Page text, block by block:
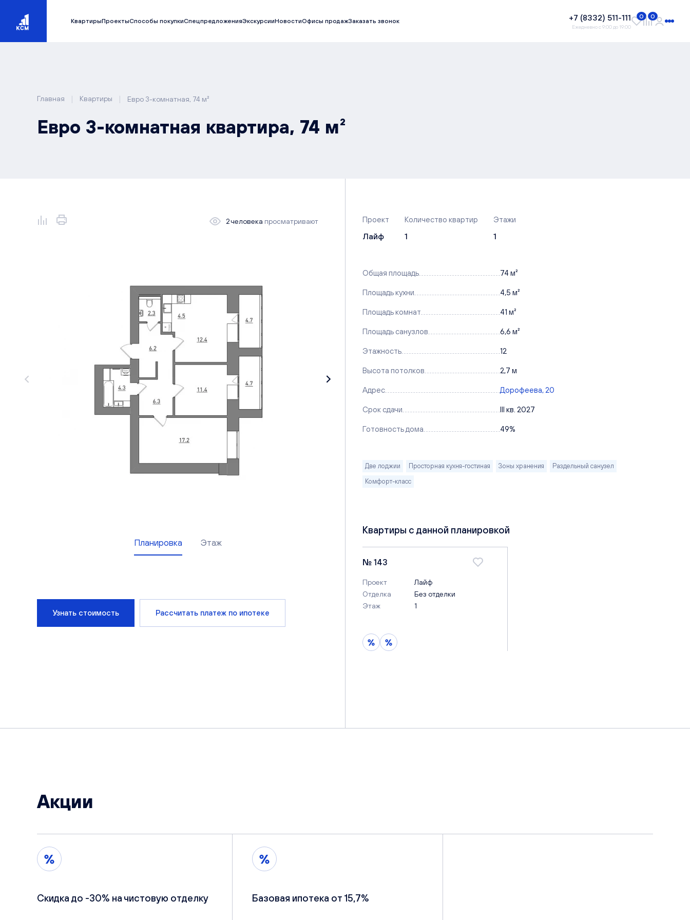
КвартирыПроектыСпособы покупкиСпецпредложенияЭкскурсииНовостиОфисы продажЗаказать звонок +7 (8332) 511-111
Ежедневно с 9:00 до 19:00
0 0
Главная | Квартиры | Евро 3-комнатная, 74 м²
Евро 3-комнатная квартира, 74 м²
2 человека просматривают
Планировка Этаж
Узнать стоимость Рассчитать платеж по ипотеке
Проект
Лайф
Количество квартир
1
Этажи
1
Общая площадь 74 м²
Площадь кухни 4,5 м²
Площадь комнат 41 м²
Площадь санузлов 6,6 м²
Этажность 12
Высота потолков 2,7 м
Адрес Дорофеева, 20
Срок сдачи III кв. 2027
Готовность дома 49%
Две лоджии Просторная кухня-гостиная Зоны хранения
Раздельный санузел
Комфорт-класс
Квартиры с данной планировкой
№ 143
Проект
Лайф
Отделка
Без отделки
Этаж
1
Акции
Скидка до -30% на чистовую отделку Базовая ипотека от 15,7%